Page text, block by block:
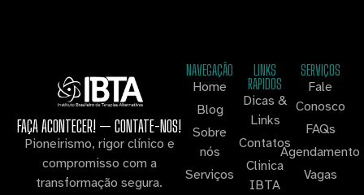
FAÇA ACONTECER! — CONTATE-NOS!
Pioneirismo, rigor clínico e
compromisso com a
transformação segura.
NAVEGAÇÃO
Home
Blog
Sobre
nós
Serviços
LINKS
RAPIDOS
Dicas &
Links
Contatos
Clinica
IBTA
SERVIÇOS
Fale
Conosco
FAQs
Agendamento
Vagas